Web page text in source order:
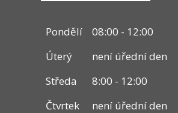
Pondělí 08:00 - 12:00
Úterý
není úřední den
Středa
8:00 - 12:00
Čtvrtek
není úřední den